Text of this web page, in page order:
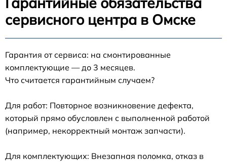
сервисного центра в Омске
Гарантия от сервиса: на смонтированные
комплектующие — до 3 месяцев.
Что считается гарантийным случаем?
Для работ: Повторное возникновение дефекта,
который прямо обусловлен с выполненной работой
(например, некорректный монтаж запчасти).
Для комплектующих: Внезапная поломка, отказ в